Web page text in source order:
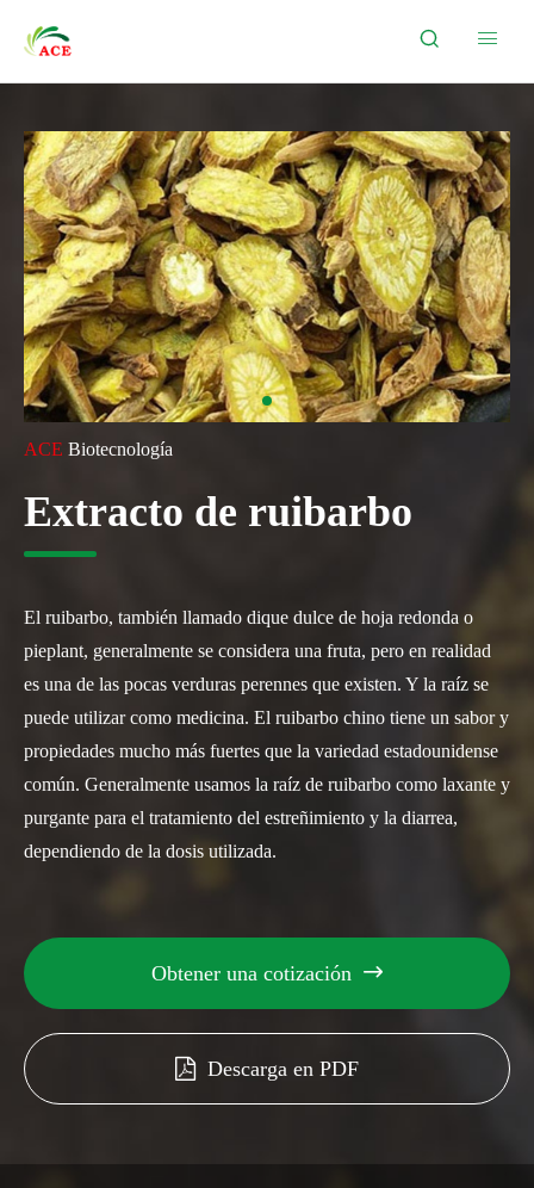
 
ACE Biotecnología
Extracto de ruibarbo
El ruibarbo, también llamado dique dulce de hoja redonda o
pieplant, generalmente se considera una fruta, pero en realidad
es una de las pocas verduras perennes que existen. Y la raíz se
puede utilizar como medicina. El ruibarbo chino tiene un sabor y
propiedades mucho más fuertes que la variedad estadounidense
común. Generalmente usamos la raíz de ruibarbo como laxante y
purgante para el tratamiento del estreñimiento y la diarrea,
dependiendo de la dosis utilizada.
Obtener una cotización 
Descarga en PDF